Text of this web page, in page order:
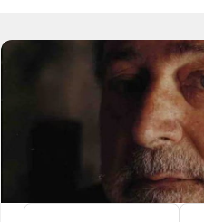
a partire dalla riaccensione
intervento ha mostrato un
svolgevano il proprio
ordita dal governo
realmente in Medio Oriente”.
A seguire, la proiezione del